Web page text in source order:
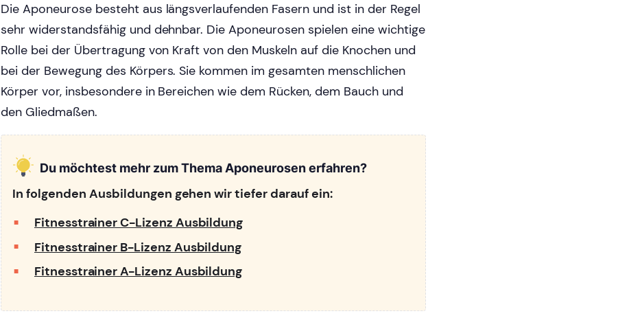
Die Aponeurose besteht aus längsverlaufenden Fasern und ist in der Regel
sehr widerstandsfähig und dehnbar. Die Aponeurosen spielen eine wichtige
Rolle bei der Übertragung von Kraft von den Muskeln auf die Knochen und
bei der Bewegung des Körpers. Sie kommen im gesamten menschlichen
Körper vor, insbesondere in Bereichen wie dem Rücken, dem Bauch und
den Gliedmaßen.
Du möchtest mehr zum Thema Aponeurosen erfahren?
In folgenden Ausbildungen gehen wir tiefer darauf ein:
Fitnesstrainer C-Lizenz Ausbildung
Fitnesstrainer B-Lizenz Ausbildung
Fitnesstrainer A-Lizenz Ausbildung